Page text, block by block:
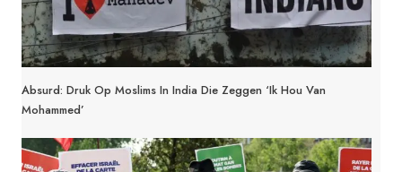
Absurd: Druk Op Moslims In India Die Zeggen ‘Ik Hou Van
Mohammed’